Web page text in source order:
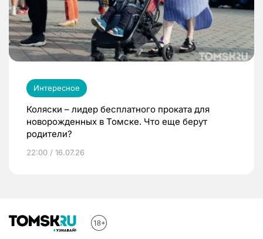
Интересное
Коляски – лидер бесплатного проката для
новорожденных в Томске. Что еще берут
родители?
22:00 / 16.07.26